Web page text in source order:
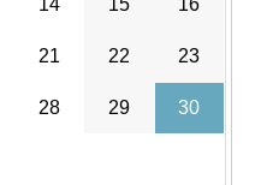
21 22 23
28 29 30